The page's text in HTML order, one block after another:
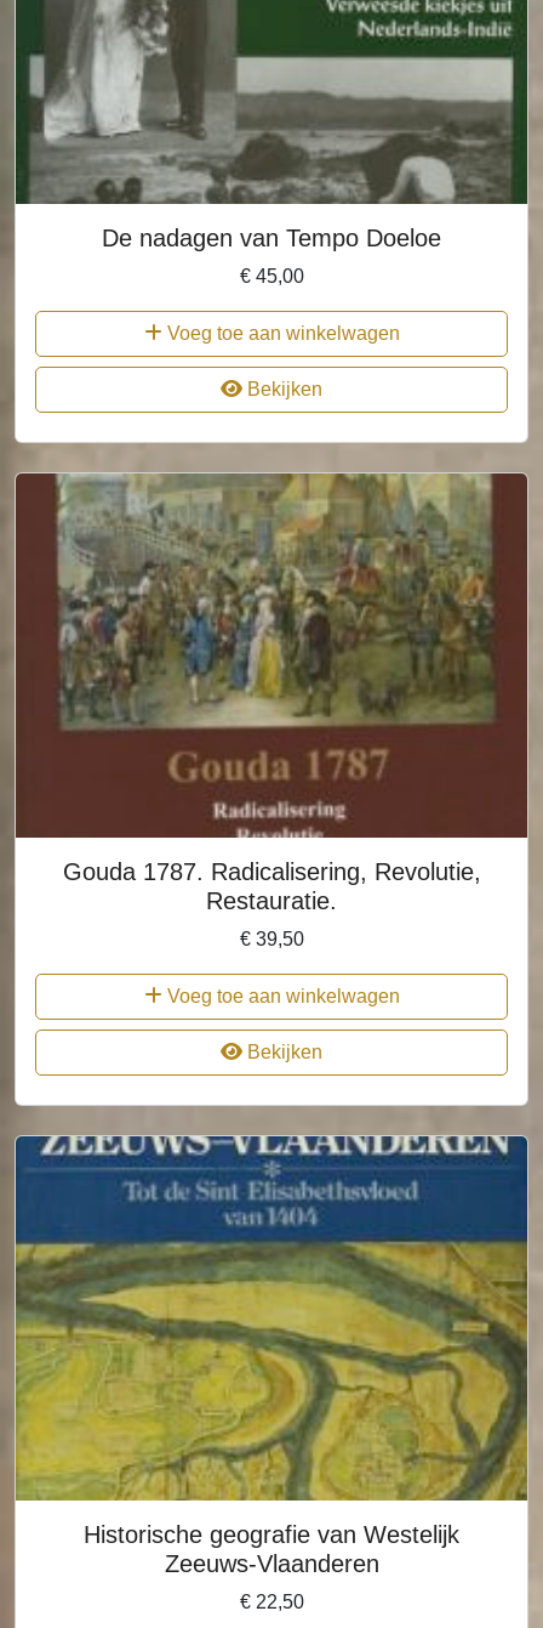
De nadagen van Tempo Doeloe
€45,00
Voeg toe aan winkelwagen
Bekijken
Gouda 1787. Radicalisering, Revolutie,
Restauratie.
€39,50
Voeg toe aan winkelwagen
Bekijken
Historische geografie van Westelijk
Zeeuws-Vlaanderen
€22,50